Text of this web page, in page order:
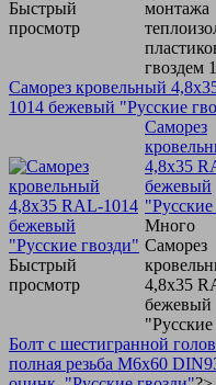
Быстрый
просмотр
монтажа
гвоздем
Саморез кровельный
1014 бежевый "Русские
Быстрый
просмотр
Саморез
4,8х35
бежевый
Много
Саморез
4,8х35
бежевый
Болт с шестигранной
полная резьба М6х60